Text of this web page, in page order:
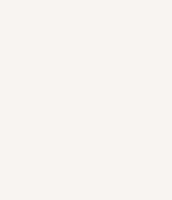
畫！
……